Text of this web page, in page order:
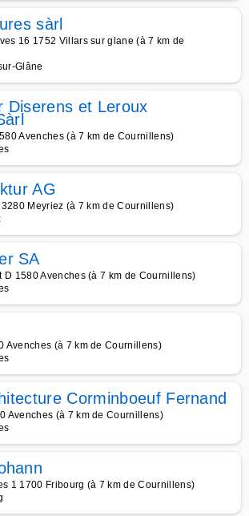
sàrl
16 1752 Villars sur glane (à 7 km de
Glâne
Diserens et Leroux
Avenches (à 7 km de Cournillens)
AG
Meyriez (à 7 km de Cournillens)
SA
D 1580 Avenches (à 7 km de Cournillens)
Avenches (à 7 km de Cournillens)
Corminboeuf Fernand
Avenches (à 7 km de Cournillens)
1 1700 Fribourg (à 7 km de Cournillens)